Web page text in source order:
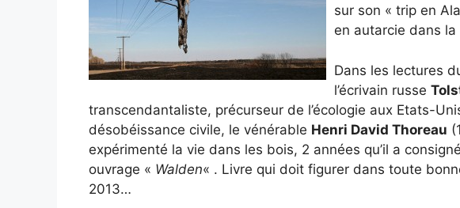
sur son « trip en
en autarcie dans
Dans les lectures
l’écrivain russe
transcendantaliste, précurseur de l’écologie aux Etats-
désobéissance civile, le vénérable Henri David Thoreau
expérimenté la vie dans les bois, 2 années qu’il a
ouvrage « Walden« . Livre qui doit figurer dans toute
2013…